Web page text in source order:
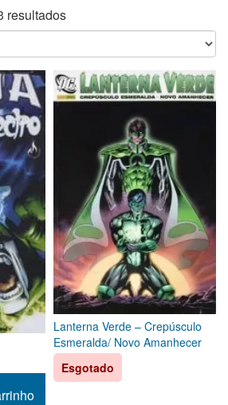
resultados
Lanterna Verde – Crepúsculo
Esmeralda/ Novo Amanhecer
Esgotado